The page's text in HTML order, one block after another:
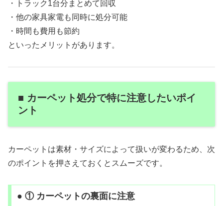
・トラック1台分まとめて回収
・他の家具家電も同時に処分可能
・時間も費用も節約
といったメリットがあります。
■ カーペット処分で特に注意したいポイ
ント
カーペットは素材・サイズによって扱いが変わるため、次
のポイントを押さえておくとスムーズです。
● ① カーペットの裏面に注意